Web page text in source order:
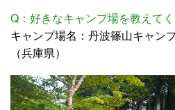
Q：好きなキャンプ場を教えてく
キャンプ場名：丹波篠山キャン
（兵庫県）